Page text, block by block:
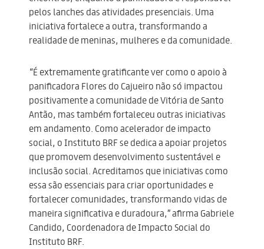
pelos lanches das atividades presenciais. Uma
iniciativa fortalece a outra, transformando a
realidade de meninas, mulheres e da comunidade.
“É extremamente gratificante ver como o apoio à
panificadora Flores do Cajueiro não só impactou
positivamente a comunidade de Vitória de Santo
Antão, mas também fortaleceu outras iniciativas
em andamento. Como acelerador de impacto
social, o Instituto BRF se dedica a apoiar projetos
que promovem desenvolvimento sustentável e
inclusão social. Acreditamos que iniciativas como
essa são essenciais para criar oportunidades e
fortalecer comunidades, transformando vidas de
maneira significativa e duradoura,” afirma Gabriele
Candido, Coordenadora de Impacto Social do
Instituto BRF.